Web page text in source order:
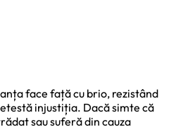
face față cu brio, rezistând
injustiția. Dacă simte că
sau suferă din cauza